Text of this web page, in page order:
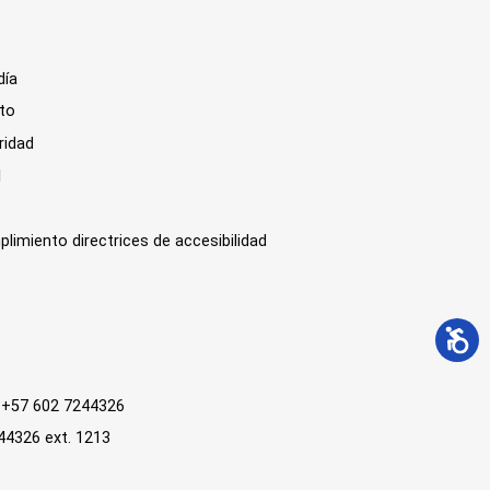
directrices de accesibilidad
602 7244326
ext. 1213